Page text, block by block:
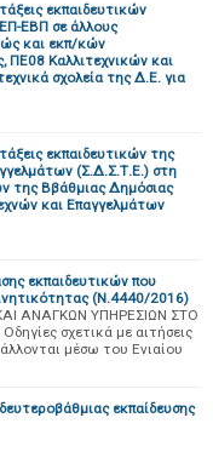
εκπαιδευτικών
ΕΒΠ σε άλλους
και εκπ/κών
Καλλιτεχνικών και
σχολεία της Δ.Ε. για
εκπαιδευτικών της
(Σ.Δ.Σ.Τ.Ε.) στη
της Ββάθμιας Δημόσιας
και Επαγγελμάτων
εκπαιδευτικών που
(Ν.4440/2016)
ΑΝΑΓΚΩΝ ΥΠΗΡΕΣΙΩΝ ΣΤΟ
σχετικά με αιτήσεις
μέσω του Ενιαίου
εκπαίδευσης